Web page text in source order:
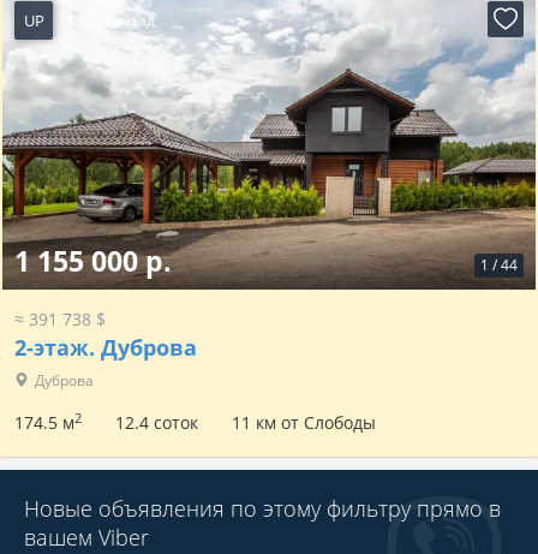
UP 4 часа назад
1 /44
1 155 000 р.
≈ 391 738 $
2-этаж. Дуброва
Дуброва
174.5 м2 12.4 соток 11 км от Слободы
Новые объявления по этому фильтру прямо в
вашем Viber